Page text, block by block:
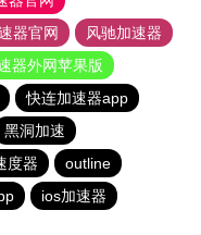
器官网
风驰加速器
器外网苹果版
快连加速器app
黑洞加速
度器
outline
ios加速器